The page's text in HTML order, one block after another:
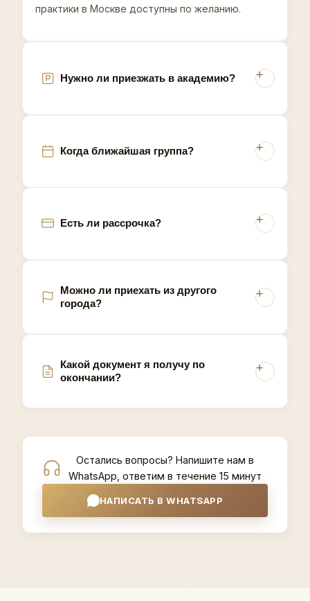
практики в Москве доступны по желанию.
Нужно ли приезжать в академию?
Когда ближайшая группа?
Есть ли рассрочка?
Можно ли приехать из другого
города?
Какой документ я получу по
окончании?
части России, поэтому мастера восковой
эпиляции ценят обучение, где объясняют, как
Остались вопросы? Напишите нам в
WhatsApp, ответим в течение 15 минут
НАПИСАТЬ В WHATSAPP